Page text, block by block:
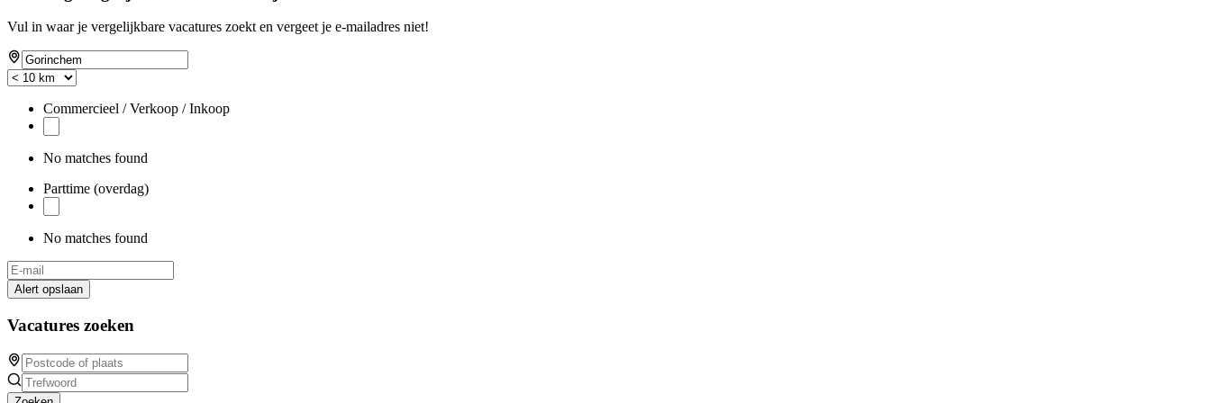
Vul in waar je vergelijkbare vacatures zoekt en vergeet je e-mailadres niet!
Commercieel / Verkoop / Inkoop
No matches found
Parttime (overdag)
No matches found
Alert opslaan
Vacatures zoeken